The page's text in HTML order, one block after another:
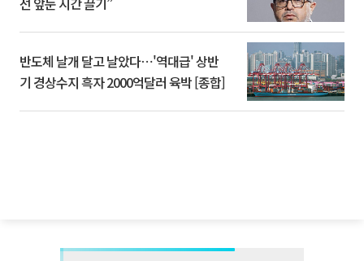
반도체 날개 달고 날았다⋯'역대급' 상반
기 경상수지 흑자 2000억달러 육박 [종합]